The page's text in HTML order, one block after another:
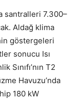
santralleri 7.300–
Aldağ klima
göstergeleri
sonucu Isı
Sınıfı’nın T2
Havuzu’nda
180 kW